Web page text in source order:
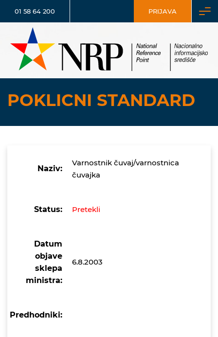
01 58 64 200 PRIJAVA
POKLICNI STANDARD
Naziv:
Varnostnik čuvaj/varnostnica
čuvajka
Status: Pretekli
Datum
objave
sklepa
ministra:
6.8.2003
Predhodniki: